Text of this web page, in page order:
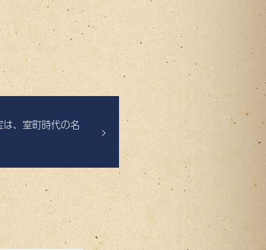
、室町時代の名